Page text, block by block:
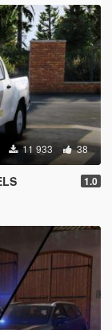
11 933 38
1.0